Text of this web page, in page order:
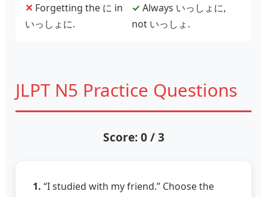
✕ Forgetting the に in
いっしょに.
✓ Always いっしょに,
not いっしょ.
JLPT N5 Practice Questions
Score: 0 / 3
1. “I studied with my friend.” Choose the